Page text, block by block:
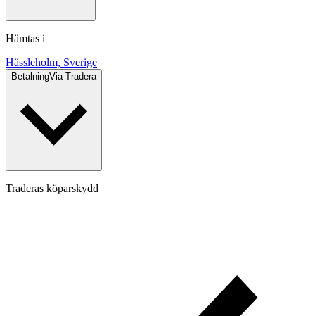
Hämtas i
Hässleholm, Sverige
BetalningVia Tradera
Traderas köparskydd